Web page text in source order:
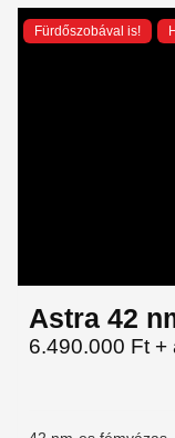
Fürdőszobával is!
Astra 42
6.490.000 Ft +